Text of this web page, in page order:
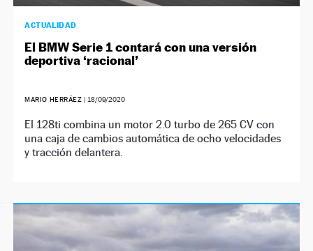
ACTUALIDAD
El BMW Serie 1 contará con una versión
deportiva ‘racional’
MARIO HERRÁEZ | 18/09/2020
El 128ti combina un motor 2.0 turbo de 265 CV con
una caja de cambios automática de ocho velocidades
y tracción delantera.